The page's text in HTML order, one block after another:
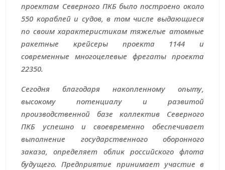
проектам Северного ПКБ было построено около
550 кораблей и судов, в том числе выдающиеся
по своим характеристикам тяжелые атомные
ракетные крейсеры проекта 1144 и
современные многоцелевые фрегаты проекта
22350.
Сегодня благодаря накопленному опыту,
высокому потенциалу и развитой
производственной базе коллектив Северного
ПКБ успешно и своевременно обеспечивает
выполнение государственного оборонного
заказа, определяет облик российского флота
будущего. Предприятие принимает участие в